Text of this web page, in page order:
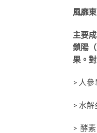
風靡
主要
鎖陽
果。
> 人
> 水
> 酵